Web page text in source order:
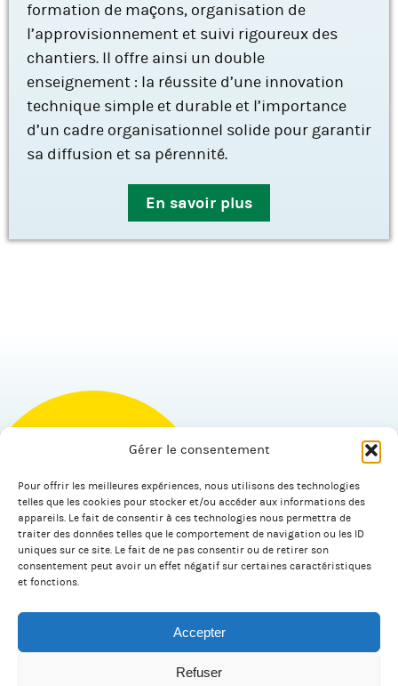
Gérer le consentement
Pour offrir les meilleures expériences, nous utilisons des technologies
telles que les cookies pour stocker et/ou accéder aux informations des
appareils. Le fait de consentir à ces technologies nous permettra de
traiter des données telles que le comportement de navigation ou les ID
uniques sur ce site. Le fait de ne pas consentir ou de retirer son
consentement peut avoir un effet négatif sur certaines caractéristiques
et fonctions.
Accepter
Refuser
formation de maçons, organisation de
l’approvisionnement et suivi rigoureux des
chantiers. Il offre ainsi un double
enseignement : la réussite d’une innovation
technique simple et durable et l’importance
d’un cadre organisationnel solide pour garantir
sa diffusion et sa pérennité.
En savoir plus
© 2026 Salagnac.
FacebookLinkedin